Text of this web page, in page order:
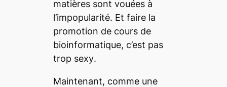
matières sont vouées à
l’impopularité. Et faire la
promotion de cours de
bioinformatique, c’est pas
trop sexy.
Maintenant, comme une